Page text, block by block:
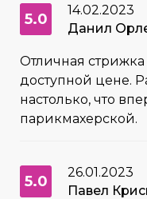
5.0
14.02.2023
Данил
Отличная
доступной цене.
настолько, что
парикмахерской.
5.0
26.01.2023
Павел